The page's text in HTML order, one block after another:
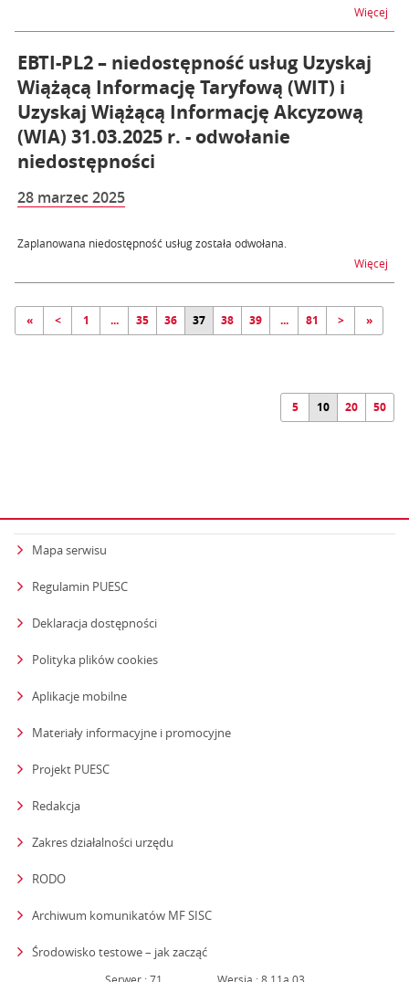
Więcej
EBTI-PL2 – niedostępność usług Uzyskaj
Wiążącą Informację Taryfową (WIT) i
Uzyskaj Wiążącą Informację Akcyzową
(WIA) 31.03.2025 r. - odwołanie
niedostępności
28 marzec 2025
Zaplanowana niedostępność usług została odwołana.
Więcej
« < 1 ... 35 36 37 38 39 ... 81 > »
5 10 20 50
Mapa serwisu
Regulamin PUESC
Deklaracja dostępności
Polityka plików cookies
Aplikacje mobilne
Materiały informacyjne i promocyjne
Projekt PUESC
Redakcja
Zakres działalności urzędu
RODO
Archiwum komunikatów MF SISC
Środowisko testowe – jak zacząćstrona otwiera się w nowym oknie